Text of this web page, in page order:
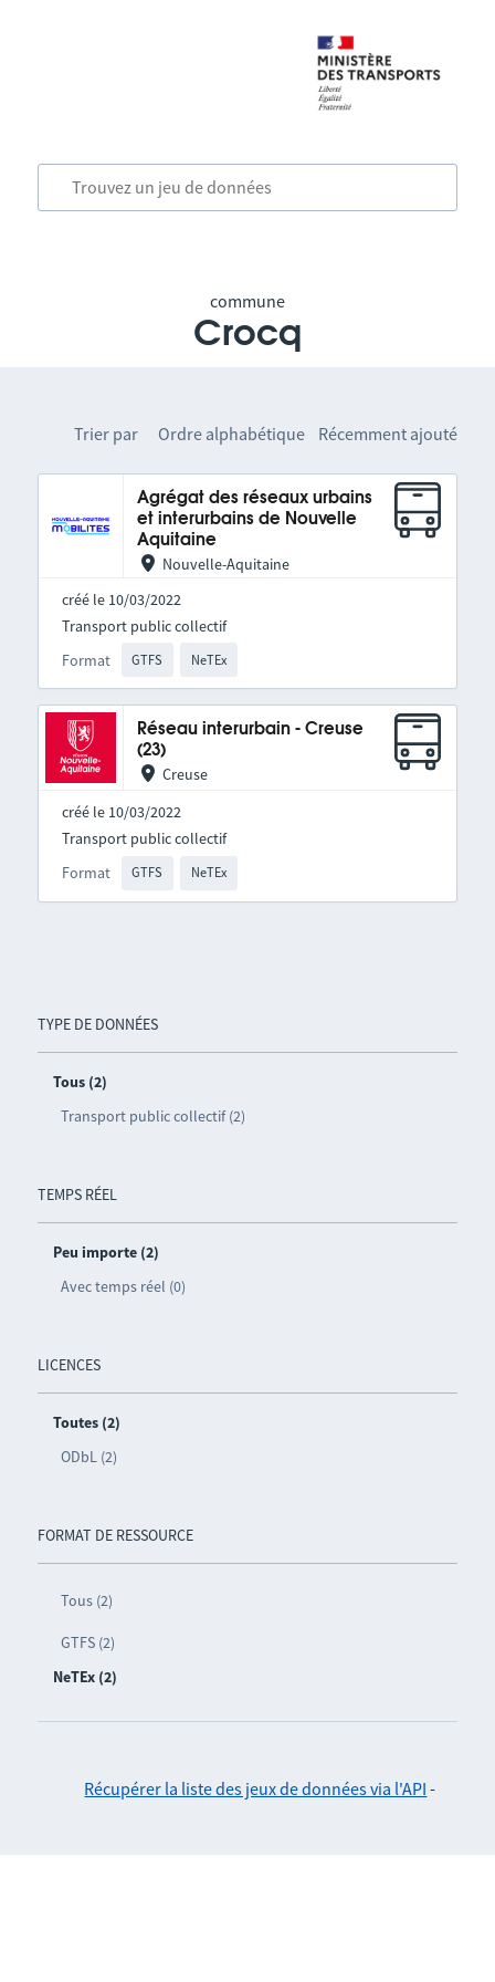
commune
Crocq
TYPE DE DONNÉES
Tous (2)
Transport public collectif (2)
TEMPS RÉEL
Peu importe (2)
Avec temps réel (0)
LICENCES
Toutes (2)
ODbL (2)
FORMAT DE RESSOURCE
Tous (2)
GTFS (2)
NeTEx (2)
Trier par Ordre alphabétique Récemment ajouté
Agrégat des réseaux urbains
et interurbains de Nouvelle
Aquitaine
Nouvelle-Aquitaine
créé le 10/03/2022
Format GTFS NeTEx
Transport public collectif
Réseau interurbain - Creuse
(23)
Creuse
créé le 10/03/2022
Format GTFS NeTEx
Transport public collectif
Récupérer la liste des jeux de données via l'API -